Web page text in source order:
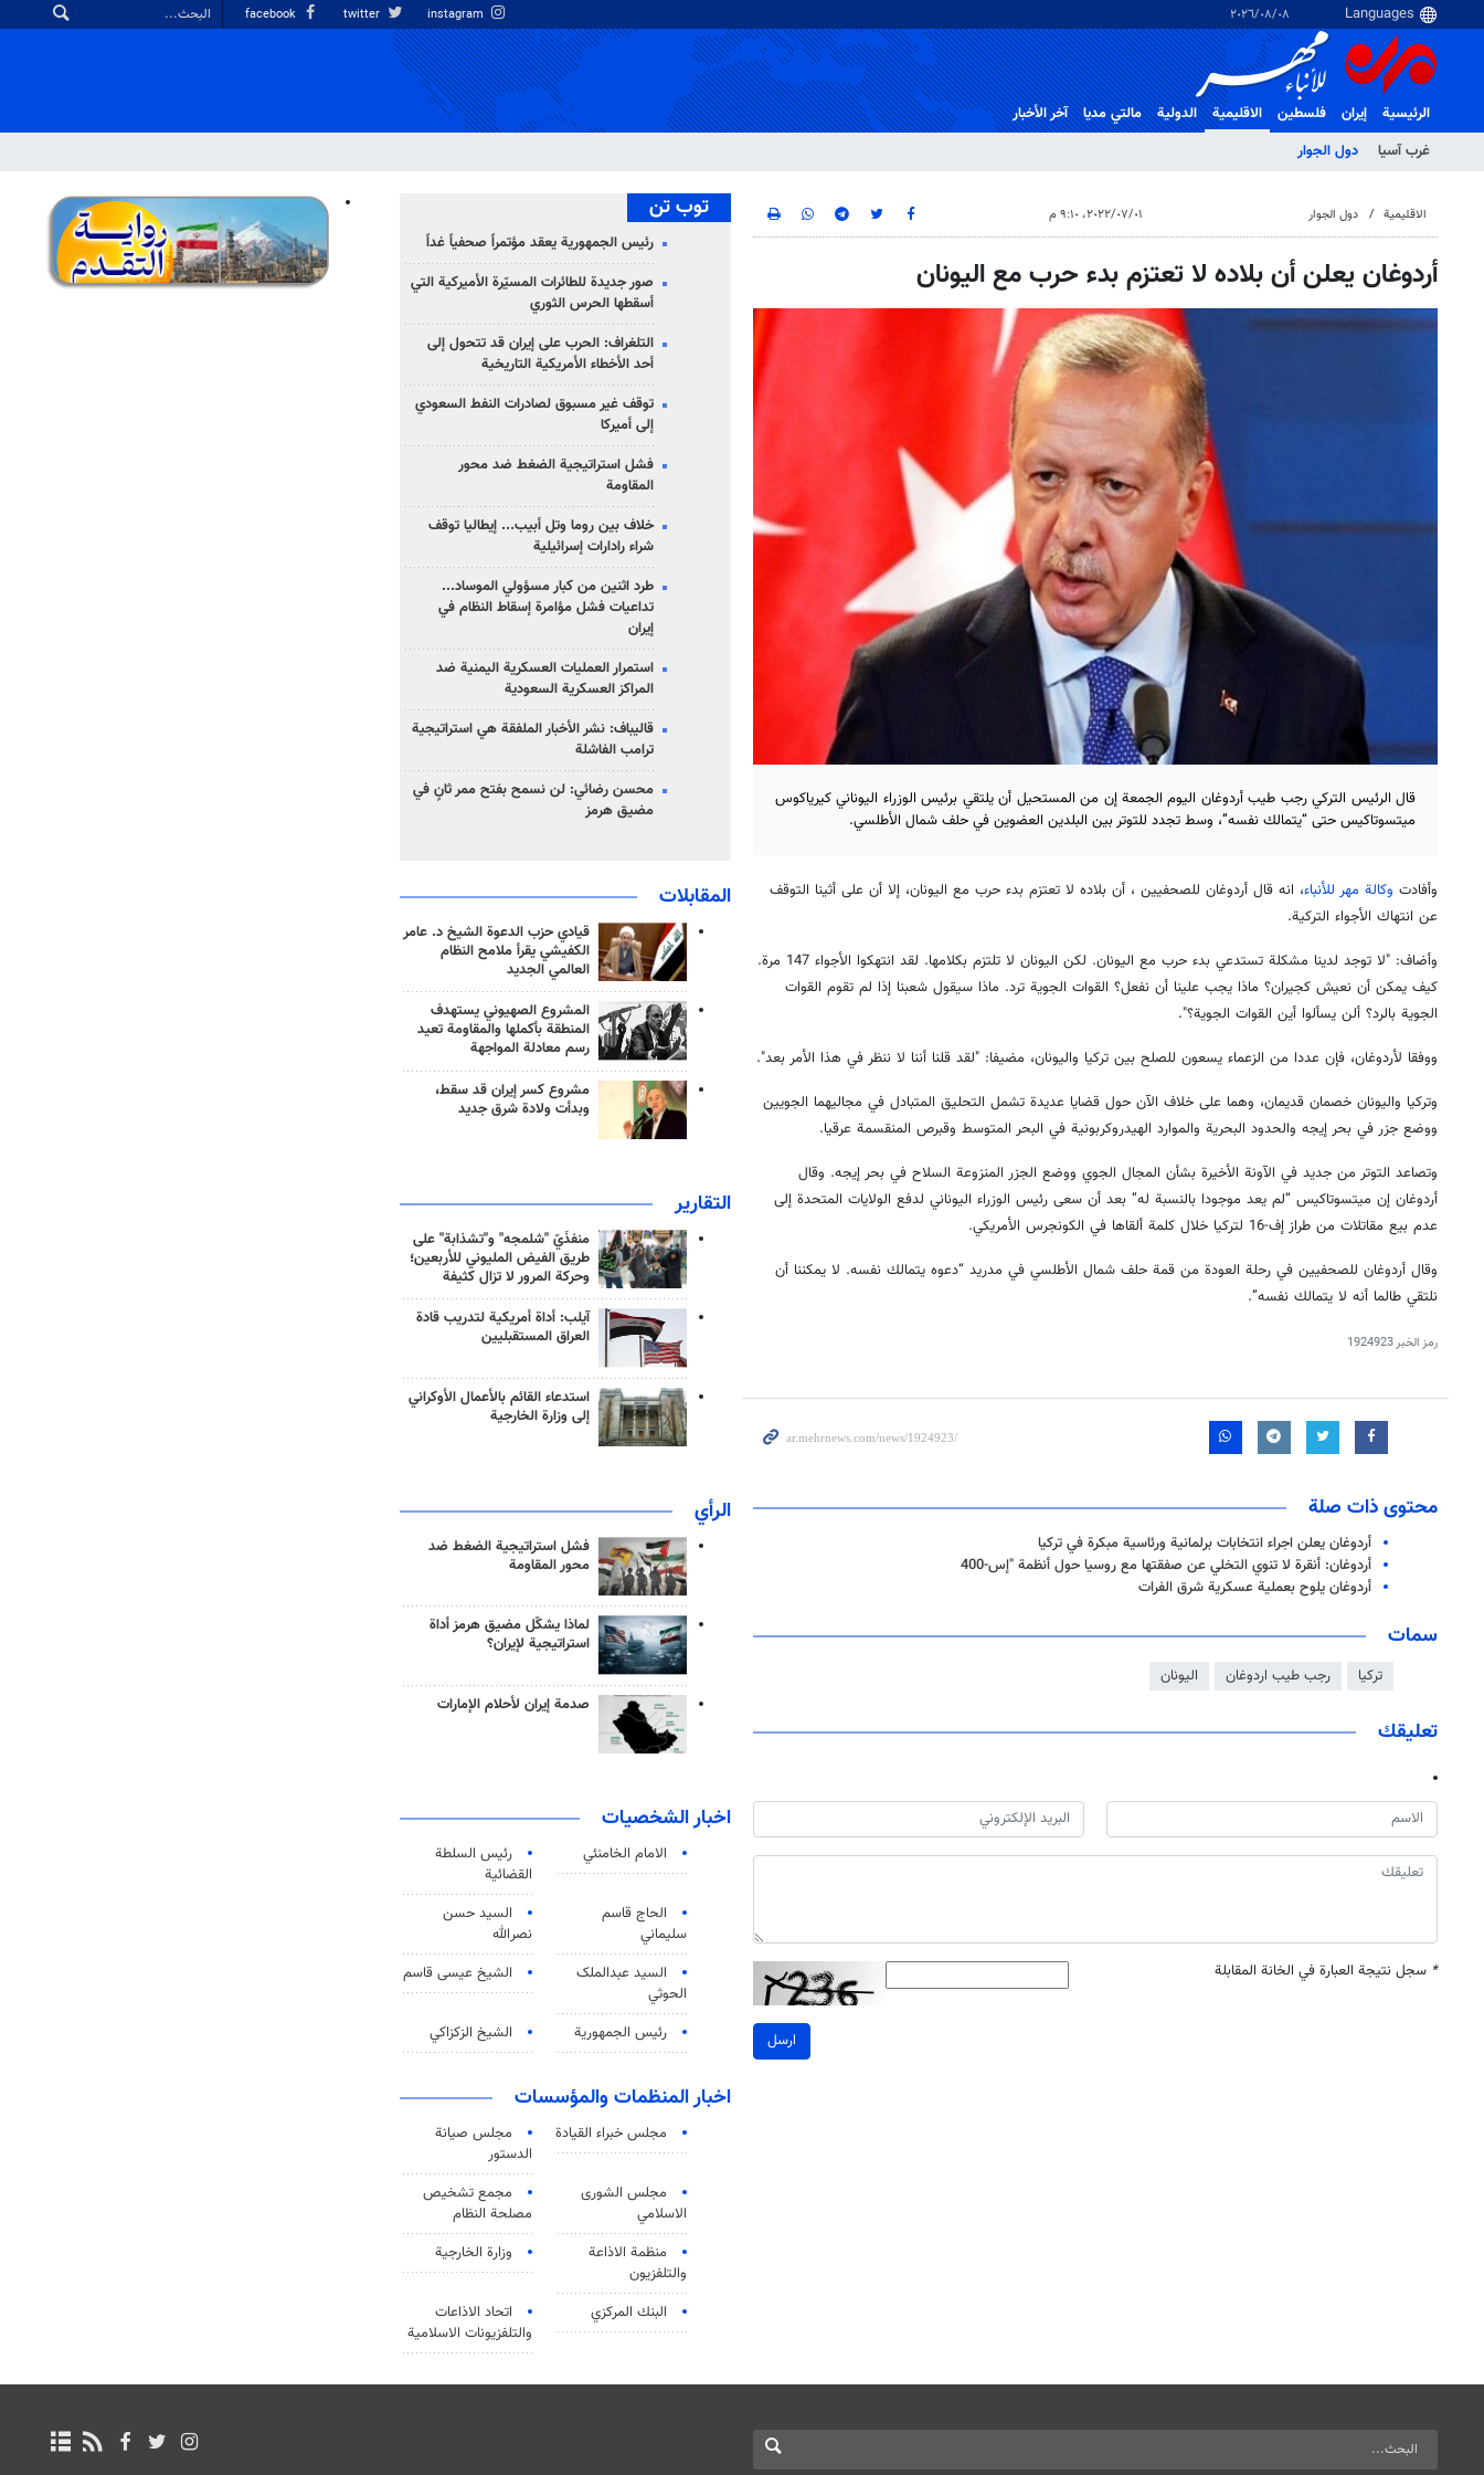
٠٨‏/٠٨‏/٢٠٢٦
الرئيسية إيران فلسطین
الاقلیمیة
غرب آسیا
دول الجوار
الدولية مالتي مدیا آخر الأخبار
الاقلیمیة دول الجوار ٠١‏/٠٧‏/٢٠٢٢، ٩:١٠ م
أردوغان يعلن أن بلاده لا تعتزم بدء حرب مع اليونان
قال الرئيس التركي رجب طيب أردوغان اليوم الجمعة إن من المستحيل أن يلتقي برئيس الوزراء اليوناني كيرياكوس
ميتسوتاكيس حتى “يتمالك نفسه”، وسط تجدد للتوتر بين البلدين العضوين في حلف شمال الأطلسي.
وأفادت وكالة مهر للأنباء، انه قال أردوغان للصحفيين ، أن بلاده لا تعتزم بدء حرب مع اليونان، إلا أن على أثينا التوقف
عن انتهاك الأجواء التركية.
وأضاف: "لا توجد لدينا مشكلة تستدعي بدء حرب مع اليونان. لكن اليونان لا تلتزم بكلامها. لقد انتهكوا الأجواء 147 مرة.
كيف يمكن أن نعيش كجيران؟ ماذا يجب علينا أن نفعل؟ القوات الجوية ترد. ماذا سيقول شعبنا إذا لم تقوم القوات
الجوية بالرد؟ ألن يسألوا أين القوات الجوية؟".
ووفقا لأردوغان، فإن عددا من الزعماء يسعون للصلح بين تركيا واليونان، مضيفا: "لقد قلنا أننا لا ننظر في هذا الأمر بعد".
وتركيا واليونان خصمان قديمان، وهما على خلاف الآن حول قضايا عديدة تشمل التحليق المتبادل في مجاليهما الجويين
ووضع جزر في بحر إيجه والحدود البحرية والموارد الهيدروكربونية في البحر المتوسط وقبرص المنقسمة عرقيا.
وتصاعد التوتر من جديد في الآونة الأخيرة بشأن المجال الجوي ووضع الجزر المنزوعة السلاح في بحر إيجه. وقال
أردوغان إن ميتسوتاكيس “لم يعد موجودا بالنسبة له” بعد أن سعى رئيس الوزراء اليوناني لدفع الولايات المتحدة إلى
عدم بيع مقاتلات من طراز إف-16 لتركيا خلال كلمة ألقاها في الكونجرس الأمريكي.
وقال أردوغان للصحفيين في رحلة العودة من قمة حلف شمال الأطلسي في مدريد “دعوه يتمالك نفسه. لا يمكننا أن
نلتقي طالما أنه لا يتمالك نفسه”.
رمز الخبر1924923
محتوى ذات صلة
أردوغان يعلن اجراء انتخابات برلمانية ورئاسية مبكرة في تركيا
أردوغان: أنقرة لا تنوي التخلي عن صفقتها مع روسيا حول أنظمة "إس-400
أردوغان يلوح بعملية عسكرية شرق الفرات
سمات
تركيا رجب طيب اردوغان اليونان
تعليقك
* سجل نتيجة العبارة في الخانة المقابلة
ارسل
توب تن
رئيس الجمهورية يعقد مؤتمراً صحفياً غداً
صور جديدة للطائرات المسيّرة الأميركية التي
أسقطها الحرس الثوري
التلغراف: الحرب على إيران قد تتحول إلى
أحد الأخطاء الأمريكية التاريخية
توقف غير مسبوق لصادرات النفط السعودي
إلى أميركا
فشل استراتيجية الضغط ضد محور
المقاومة
خلاف بين روما وتل أبيب... إيطاليا توقف
شراء رادارات إسرائيلية
طرد اثنين من كبار مسؤولي الموساد...
تداعيات فشل مؤامرة إسقاط النظام في
إيران
استمرار العمليات العسكرية اليمنية ضد
المراكز العسكرية السعودية
قاليباف: نشر الأخبار الملفقة هي استراتيجية
ترامب الفاشلة
محسن رضائي: لن نسمح بفتح ممر ثانٍ في
مضيق هرمز
المقابلات
قيادي حزب الدعوة الشيخ د. عامر
الكفيشي يقرأ ملامح النظام
العالمي الجديد
المشروع الصهيوني يستهدف
المنطقة بأكملها والمقاومة تعيد
رسم معادلة المواجهة
مشروع كسر إيران قد سقط،
وبدأت ولادة شرق جديد
التقارير
منفذَيّ "شلمجه" و"تشذابة" على
طريق الفيض المليوني للأربعين؛
وحركة المرور لا تزال كثيفة
آيلب: أداة أمريكية لتدريب قادة
العراق المستقبليين
استدعاء القائم بالأعمال الأوكراني
إلى وزارة الخارجية
الرأي
فشل استراتيجية الضغط ضد
محور المقاومة
لماذا يشكّل مضيق هرمز أداة
استراتيجية لإيران؟
صدمة إيران لأحلام الإمارات
اخبار الشخصيات
الامام الخامنئي
رئیس السلطة
القضائیة
الحاج قاسم
سليماني
السيد حسن
نصرالله
السید عبدالملک
الحوثي
الشيخ عيسى قاسم
رئيس الجمهورية الشيخ الزكزاكي
اخبار المنظمات والمؤسسات
مجلس خبراء القيادة
مجلس صيانة
الدستور
مجلس الشورى
الاسلامي
مجمع تشخيص
مصلحة النظام
منظمة الاذاعة
والتلفزیون
وزارة الخارجية
البنك المركزي
اتحاد الاذاعات
والتلفزيونات الاسلامية